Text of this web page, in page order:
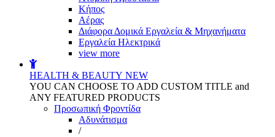
Kήπος
Αέρας
Διάφορα Δομικά Εργαλεία & Μηχανήματα
Εργαλεία Ηλεκτρικά
view more
HEALTH & BEAUTY NEW
YOU CAN CHOOSE TO ADD CUSTOM TITLE and
ANY FEATURED PRODUCTS
Προσωπική Φροντίδα
Αδυνάτισμα
/